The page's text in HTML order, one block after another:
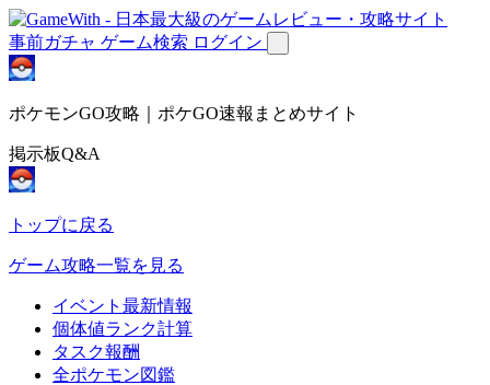
事前ガチャ ゲーム検索 ログイン
ポケモンGO攻略｜ポケGO速報まとめサイト
掲示板Q&A
トップに戻る
ゲーム攻略一覧を見る
イベント最新情報
個体値ランク計算
タスク報酬
全ポケモン図鑑